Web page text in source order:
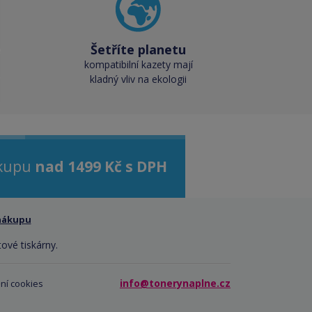
Šetříte planetu
kompatibilní kazety mají
kladný vliv na ekologii
nad 1499 Kč s DPH
tiskárny.
info@tonerynaplne.cz
cookies